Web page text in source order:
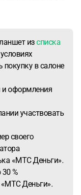
изсписка
покупку в салоне
и оформления
участвовать
своего
«МТС Деньги».
%
Деньги».